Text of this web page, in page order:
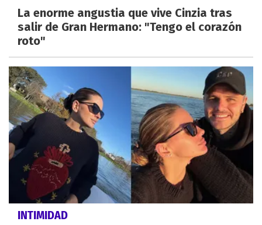
La enorme angustia que vive Cinzia tras
salir de Gran Hermano: "Tengo el corazón
roto"
INTIMIDAD